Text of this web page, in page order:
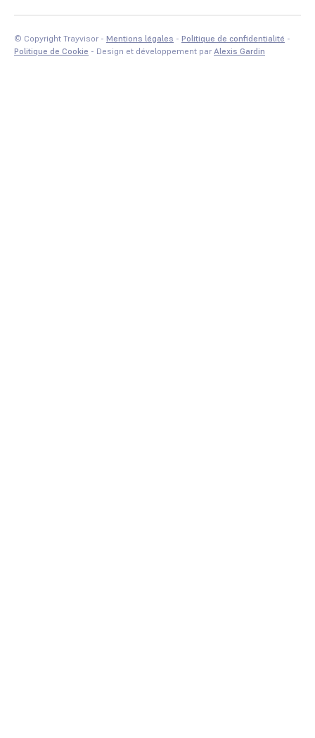
© Copyright Trayvisor - Mentions légales - Politique de confidentialité -
Politique de Cookie - Design et développement par Alexis Gardin